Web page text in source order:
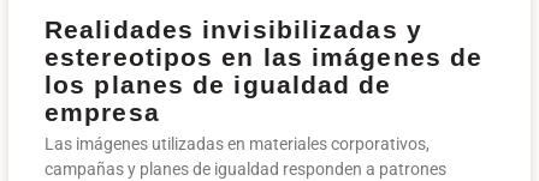
Realidades invisibilizadas y
estereotipos en las imágenes de
los planes de igualdad de
empresa
Las imágenes utilizadas en materiales corporativos,
campañas y planes de igualdad responden a patrones